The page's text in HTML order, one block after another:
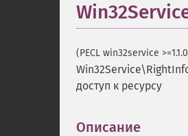
(PECL win32service
доступ к ресурсу
Описание